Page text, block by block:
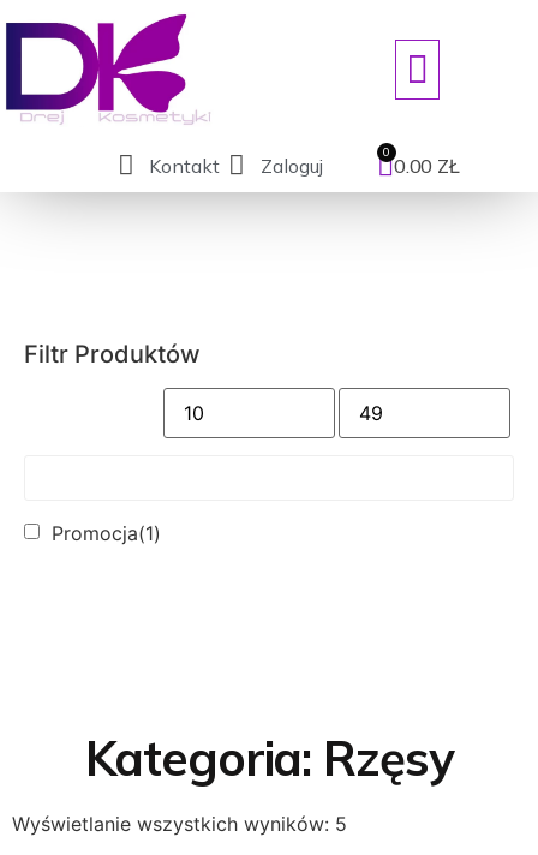
Kontakt Zaloguj 0.00 ZŁ
Filtr Produktów
Promocja(1)
Kategoria: Rzęsy
Wyświetlanie wszystkich wyników: 5